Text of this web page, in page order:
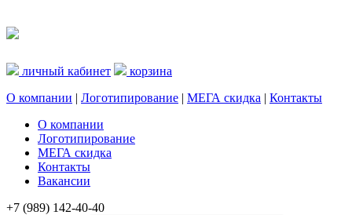
личный кабинет
корзина
О компании | Логотипирование | МЕГА скидка | Контакты
О компании
Логотипирование
МЕГА скидка
Контакты
Вакансии
+7 (989) 142-40-40